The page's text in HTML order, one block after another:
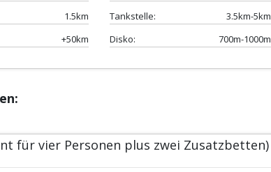
1.5km Tankstelle: 3.5km-5km
+50km Disko: 700m-1000m
für vier Personen plus zwei Zusatzbetten)